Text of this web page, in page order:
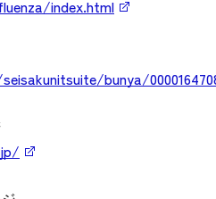
index.html
bunya/